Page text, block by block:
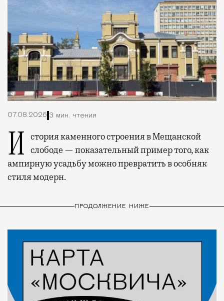
07.08.2026 3 мин. чтения
История каменного строения в Мещанской слободе — показательный пример того, как
ампирную усадьбу можно превратить в особняк
стиля модерн.
ПРОДОЛЖЕНИЕ НИЖЕ